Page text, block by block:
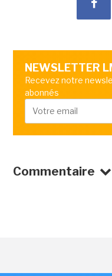
NEWSLETTER
Recevez notre
abonnés
Commentaire